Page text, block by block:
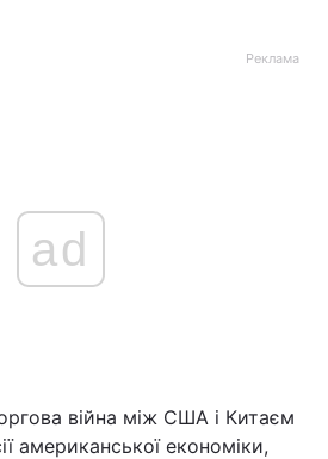
Реклама
ad
війна між США і Китаєм
американської економіки,